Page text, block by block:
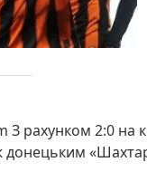
З рахунком 2:0 на
донецьким